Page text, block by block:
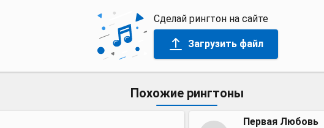
Сделай рингтон на сайте
Загрузить файл
Похожие рингтоны
Первая Любовь